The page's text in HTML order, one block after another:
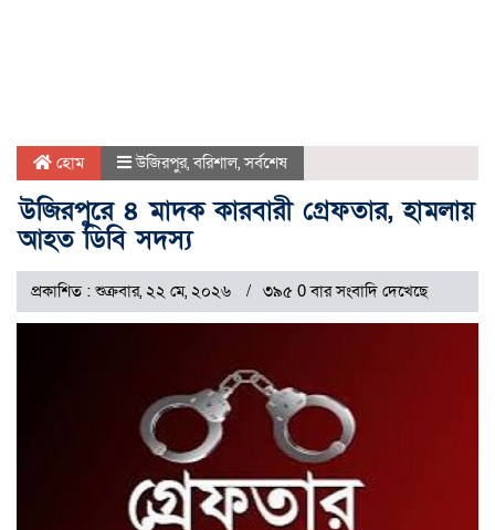
হোম উজিরপুর,বরিশাল,সর্বশেষ
উজিরপুরে ৪ মাদক কারবারী গ্রেফতার, হামলায়
আহত ডিবি সদস্য
প্রকাশিত : শুক্রবার, ২২ মে, ২০২৬ ৩৯৫ 0 বার সংবাদি দেখেছে